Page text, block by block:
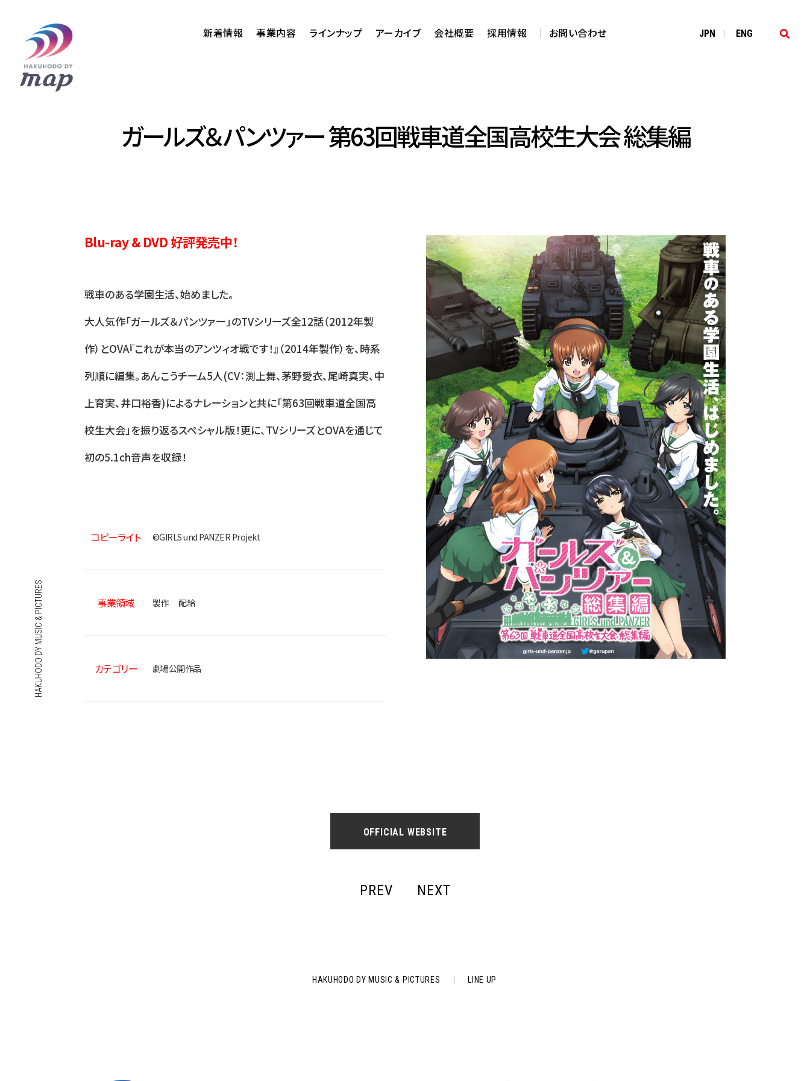
JPN | ENG
新着情報 事業内容 ラインナップ アーカイブ 会社概要 採用情報 お問い合わせ
HAKUHODO DY MUSIC & PICTURES
ガールズ＆パンツァー 第63回戦車道全国高校生大会 総集編
Blu-ray & DVD 好評発売中！
戦車のある学園生活、始めました。
大人気作「ガールズ＆パンツァー」のTVシリーズ全12話（2012年製
作）とOVA『これが本当のアンツィオ戦です！』（2014年製作）を、時系
列順に編集。あんこうチーム5人(CV：渕上舞、茅野愛衣、尾崎真実、中
上育実、井口裕香)によるナレーションと共に「第63回戦車道全国高
校生大会」を振り返るスペシャル版！更に、TVシリーズとOVAを通じて
初の5.1ch音声を収録！
コピーライト ©GIRLS und PANZER Projekt
事業領域 製作 配給
カテゴリー 劇場公開作品
OFFICIAL WEBSITE
PREV NEXT
HAKUHODO DY MUSIC & PICTURES LINE UP